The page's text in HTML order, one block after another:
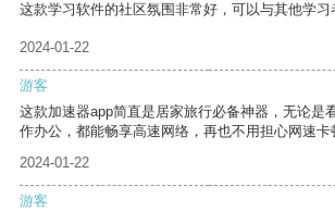
这款学习软件的社区氛围非常好，可以与其他学习
2024-01-22
游客
这款加速器app简直是居家旅行必备神器，无论是
作办公，都能畅享高速网络，再也不用担心网速卡
2024-01-22
游客